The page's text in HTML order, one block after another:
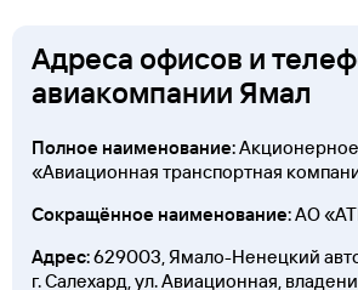
Адреса офисов и
авиакомпании Ямал
Полное наименование:
«Авиационная транспортная
Сокращённое наименование:АО
Адрес:629003, Ямало-Ненецкий
г. Салехард, ул. Авиационная,